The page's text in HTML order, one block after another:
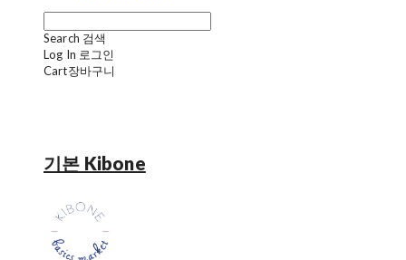
Search 검색
Log In 로그인
Cart장바구니
기본 Kibone